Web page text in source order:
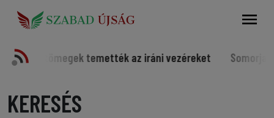
az iráni vezéreket Somorjai sportolók a világ
KERESÉS